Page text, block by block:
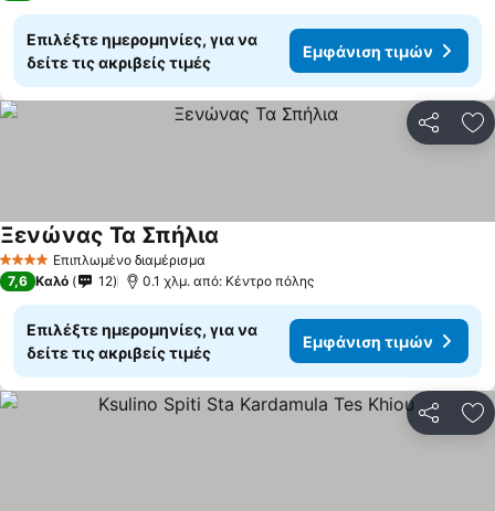
Επιλέξτε ημερομηνίες, για να
δείτε τις ακριβείς τιμές
Εμφάνιση τιμών
4 ΑστέριαΕπιπλωμένο διαμέρισμα
Ξενώνας Τα Σπήλια
7,6 Καλό 12 0.1 χλμ. από: Κέντρο πόλης
Επιλέξτε ημερομηνίες, για να
δείτε τις ακριβείς τιμές
Εμφάνιση τιμών